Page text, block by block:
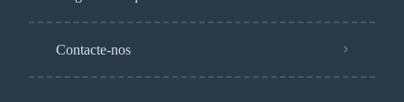
Contacte-nos